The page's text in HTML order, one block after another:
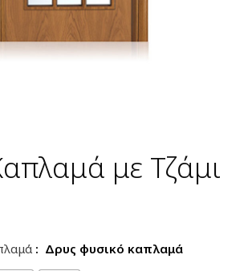
με Τζάμι
: Δρυς φυσικό καπλαμά